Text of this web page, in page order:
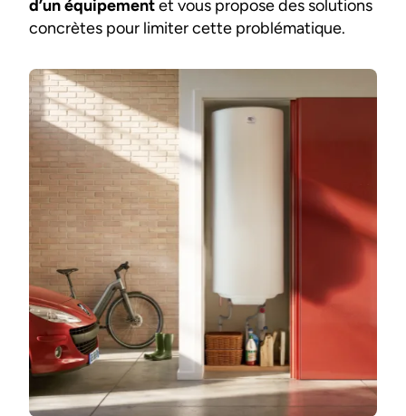
d’un équipementet vous propose des solutions
concrètes pour limiter cette problématique.